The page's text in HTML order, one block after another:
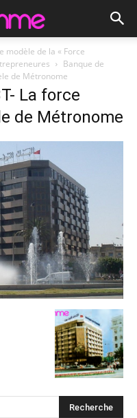
modèle de la « Force
Banque de
de Métronome
La force
de Métronome